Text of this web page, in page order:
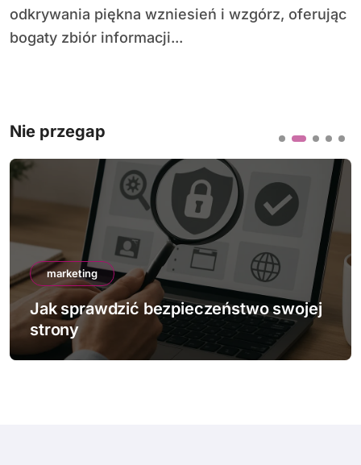
odkrywania piękna wzniesień i wzgórz, oferując
bogaty zbiór informacji...
Nie przegap
marketing
Jak sprawdzić bezpieczeństwo swojej
strony